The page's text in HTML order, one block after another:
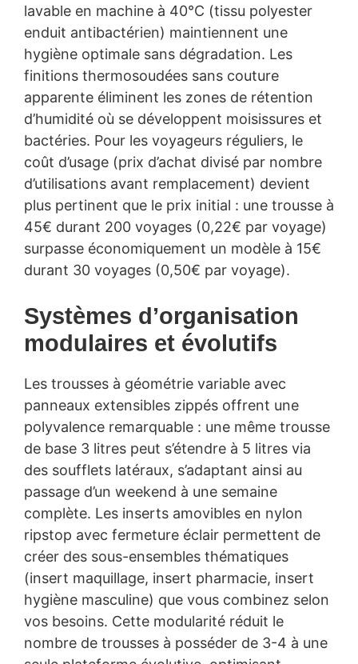
lavable en machine à 40°C (tissu polyester
enduit antibactérien) maintiennent une
hygiène optimale sans dégradation. Les
finitions thermosoudées sans couture
apparente éliminent les zones de rétention
d’humidité où se développent moisissures et
bactéries. Pour les voyageurs réguliers, le
coût d’usage (prix d’achat divisé par nombre
d’utilisations avant remplacement) devient
plus pertinent que le prix initial : une trousse à
45€ durant 200 voyages (0,22€ par voyage)
surpasse économiquement un modèle à 15€
durant 30 voyages (0,50€ par voyage).
Systèmes d’organisation
modulaires et évolutifs
Les trousses à géométrie variable avec
panneaux extensibles zippés offrent une
polyvalence remarquable : une même trousse
de base 3 litres peut s’étendre à 5 litres via
des soufflets latéraux, s’adaptant ainsi au
passage d’un weekend à une semaine
complète. Les inserts amovibles en nylon
ripstop avec fermeture éclair permettent de
créer des sous-ensembles thématiques
(insert maquillage, insert pharmacie, insert
hygiène masculine) que vous combinez selon
vos besoins. Cette modularité réduit le
nombre de trousses à posséder de 3-4 à une